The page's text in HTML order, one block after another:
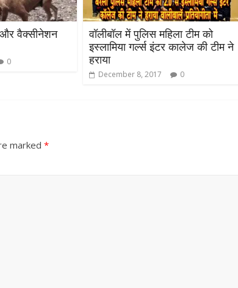
वैक्सीनेशन
0
वॉलीबॉल में पुलिस महिला टीम को
इस्लामिया गर्ल्स इंटर कालेज की टीम ने
हराया
December 8, 2017 0
marked *
All Rights News Bareilly
Uttar
Pradesh